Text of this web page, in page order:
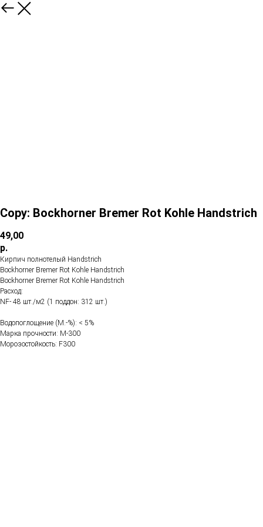
Copy: Bockhorner Bremer Rot Kohle Handstrich
49,00
р.
Кирпич полнотелый Handstrich
Bockhorner Bremer Rot Kohle Handstrich
Bockhorner Bremer Rot Kohle Handstrich
Расход:
NF- 48 шт./м2 (1 поддон: 312 шт.)
Водопоглощение (M.-%): < 5%
Марка прочности: М-300
Морозостойкость: F300